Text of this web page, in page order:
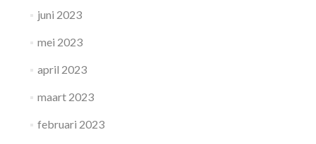
juni 2023
mei 2023
april 2023
maart 2023
februari 2023